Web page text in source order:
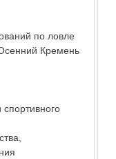
по ловле
Кремень